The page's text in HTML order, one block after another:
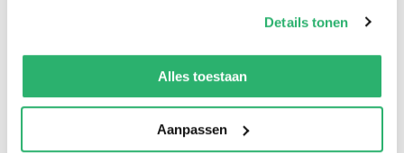
We werken samen met13 derdendie uw gegevens
kunnen ontvangen en verwerken.
Details tonen
Alles toestaan
Aanpassen